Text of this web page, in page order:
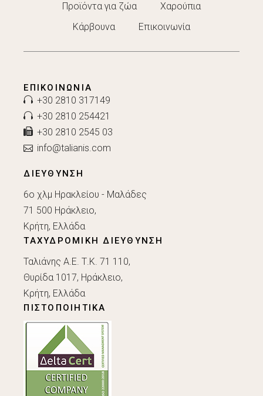
Προϊόντα για ζώα
Χαρούπια
Κάρβουνα
Επικοινωνία
ΕΠΙΚΟΙΝΩΝΊΑ
+30 2810 317149
+30 2810 254421
+30 2810 2545 03
info@talianis.com
ΔΙΕΥΘΥΝΣΗ
6ο χλμ Ηρακλείου - Μαλάδες
71 500 Ηράκλειο,
Κρήτη, Ελλάδα
ΤΑΧΥΔΡΟΜΙΚΗ ΔΙΕΥΘΥΝΣΗ
Ταλιάνης Α.Ε. Τ.Κ. 71 110,
Θυρίδα 1017, Ηράκλειο,
Κρήτη, Ελλάδα
ΠΙΣΤΟΠΟΙΗΤΙΚΑ